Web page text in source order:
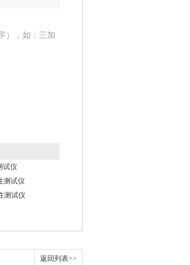
），如：三加
试仪
测试仪
测试仪
返回列表>>